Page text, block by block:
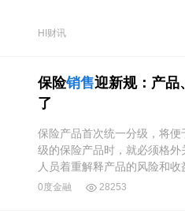
HI财讯
保险销售迎新规：产品
了
保险产品首次统一分级，将
级的保险产品时，就必须格
人员着重解释产品的风险和收
0度金融 28253